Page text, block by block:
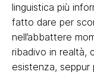
linguistica più
fatto dare per
nell’abbattere
ribadivo in realtà,
esistenza, seppur